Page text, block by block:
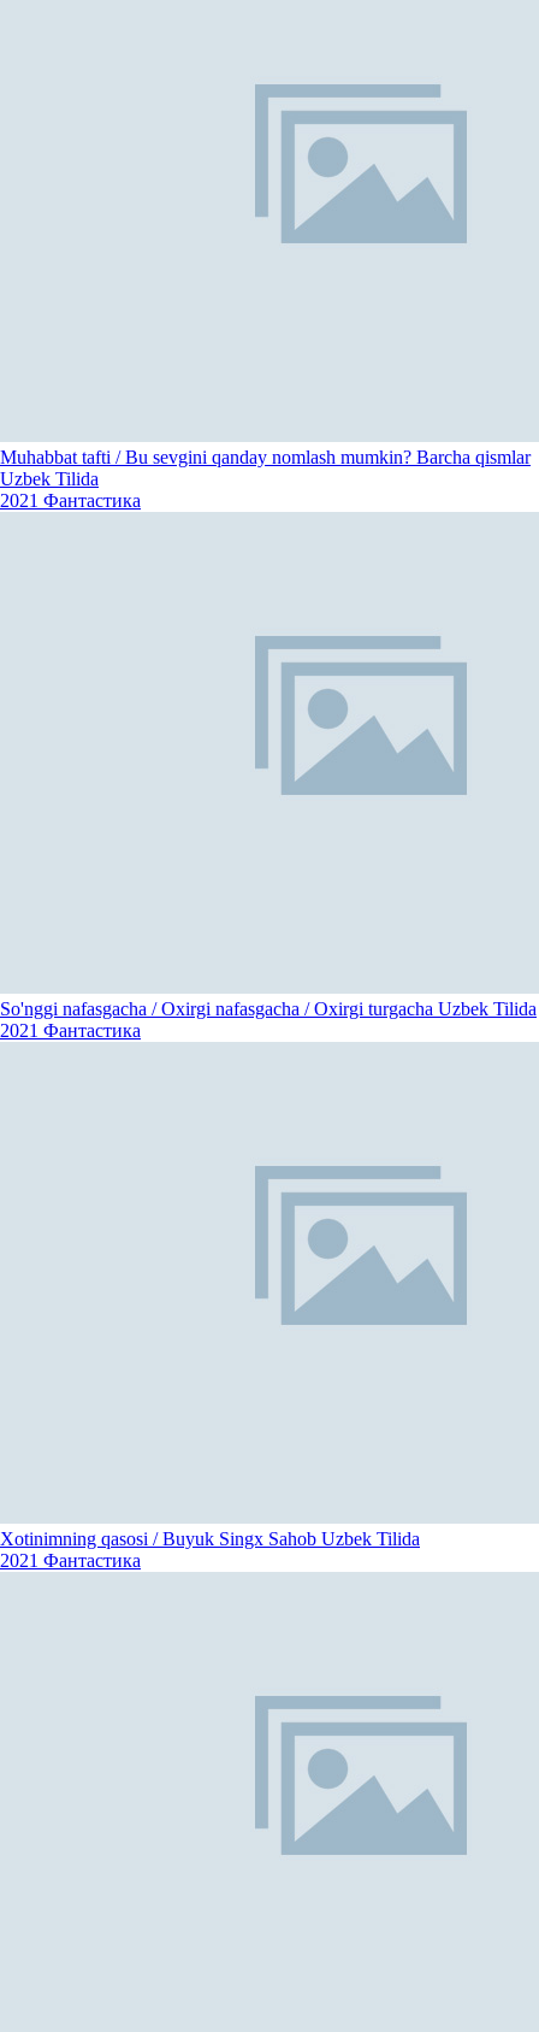
Muhabbat tafti / Bu sevgini qanday nomlash mumkin? Barcha qismlar
Uzbek Tilida
2021 Фантастика
So'nggi nafasgacha / Oxirgi nafasgacha / Oxirgi turgacha Uzbek Tilida
2021 Фантастика
Xotinimning qasosi / Buyuk Singx Sahob Uzbek Tilida
2021 Фантастика